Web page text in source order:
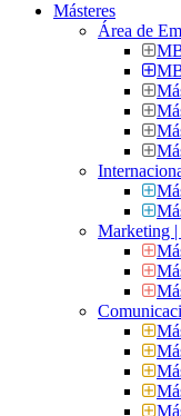
Másteres
Área de
Marketing